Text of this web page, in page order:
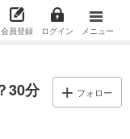
会員登録 ログイン メニュー
30分
フォロー